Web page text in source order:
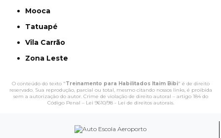
Mooca
Tatuapé
Vila Carrão
Zona Leste
O conteúdo do texto "Treinamento para Habilitados Itaim Bibi" é de direito
reservado. Sua reprodução, parcial ou total, mesmo citando nossos links, é proibida
sem a autorização do autor. Crime de violação de direito autoral – artigo 184 do
Código Penal – Lei 9610/98 - Lei de direitos autorais.